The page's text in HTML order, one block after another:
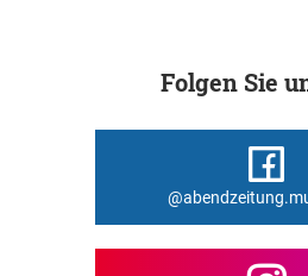
Folgen Sie